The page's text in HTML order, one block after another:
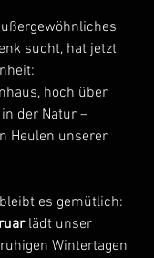
sucht, hat jetzt
hoch über
der Natur –
Heulen unserer
es gemütlich:
lädt unser
Wintertagen